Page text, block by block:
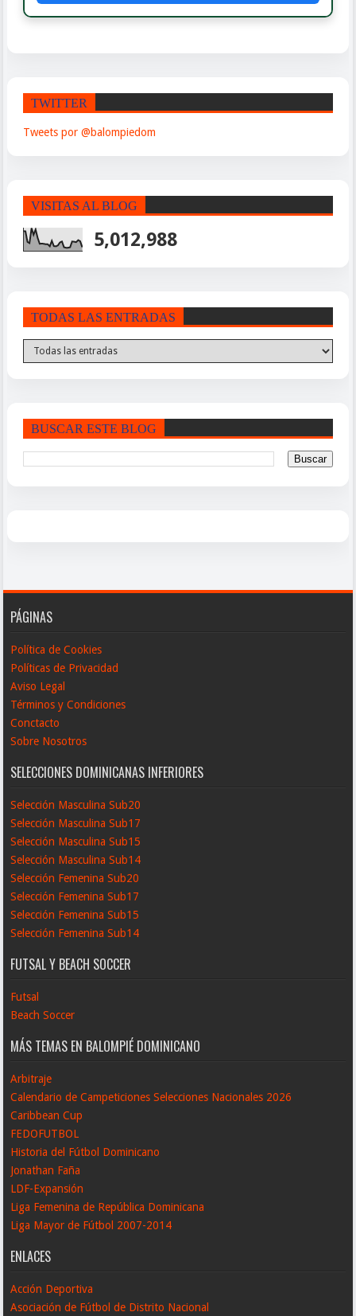
TWITTER
Tweets por @balompiedom
VISITAS AL BLOG
5,012,988
TODAS LAS ENTRADAS
BUSCAR ESTE BLOG
PÁGINAS
Política de Cookies
Políticas de Privacidad
Aviso Legal
Términos y Condiciones
Conctacto
Sobre Nosotros
SELECCIONES DOMINICANAS INFERIORES
Selección Masculina Sub20
Selección Masculina Sub17
Selección Masculina Sub15
Selección Masculina Sub14
Selección Femenina Sub20
Selección Femenina Sub17
Selección Femenina Sub15
Selección Femenina Sub14
FUTSAL Y BEACH SOCCER
Futsal
Beach Soccer
MÁS TEMAS EN BALOMPIÉ DOMINICANO
Arbitraje
Calendario de Campeticiones Selecciones Nacionales 2026
Caribbean Cup
FEDOFUTBOL
Historia del Fútbol Dominicano
Jonathan Faña
LDF-Expansión
Liga Femenina de República Dominicana
Liga Mayor de Fútbol 2007-2014
ENLACES
Acción Deportiva
Asociación de Fútbol de Distrito Nacional